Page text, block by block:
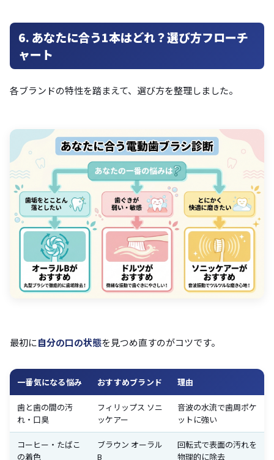
6. あなたに合う1本はどれ？選び方フローチ
ャート
各ブランドの特性を踏まえて、選び方を整理しました。
最初に自分の口の状態を見つめ直すのがコツです。
一番気になる悩み おすすめブランド 理由
歯と歯の間の汚
れ・口臭
フィリップス ソニ
ッケアー
音波の水流で歯周ポケ
ットに強い
コーヒー・たばこ
の着色
ブラウン オーラル
B
回転式で表面の汚れを
物理的に除去